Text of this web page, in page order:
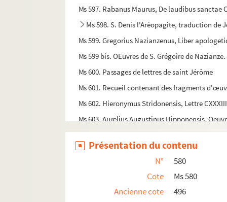
Ms 597. Rabanus Maurus, De laudibus
Ms 598. S. Denis l'Aréopagite, traduction de
Ms 599. Gregorius Nazianzenus, Liber
Ms 599 bis. OEuvres de S. Grégoire de
Ms 600. Passages de lettres de saint Jérôme
Ms 601. Recueil contenant des fragments
Ms 602. Hieronymus Stridonensis, Lettre
Ms 603. Aurelius Augustinus Hipponensis,
Ms 604. Aurelius Augustinus Hipponensis,
Ms 605. Aurelius Augustinus Hipponensis,
Ms 606. Aurelius Augustinus Hipponensis, De
Ms 607. Aurelius Augustinus Hipponensis, De
Ms 608. Aurelius Augustinus Hipponensis,
Présentation du contenu
N°
580
Cote
Ms 580
Ancienne cote
496